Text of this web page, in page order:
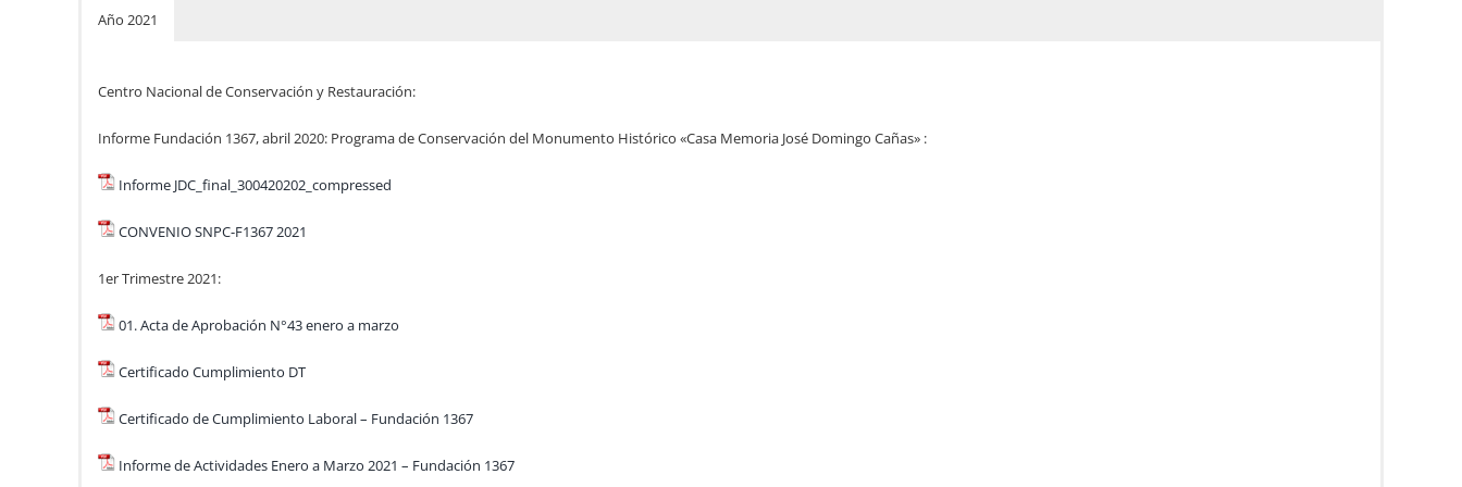
Año 2021
Centro Nacional de Conservación y Restauración:
Informe Fundación 1367, abril 2020: Programa de Conservación del Monumento Histórico «Casa Memoria José Domingo Cañas» :
Informe JDC_final_300420202_compressed
CONVENIO SNPC-F1367 2021
1er Trimestre 2021:
01. Acta de Aprobación N°43 enero a marzo
Certificado Cumplimiento DT
Certificado de Cumplimiento Laboral – Fundación 1367
Informe de Actividades Enero a Marzo 2021 – Fundación 1367